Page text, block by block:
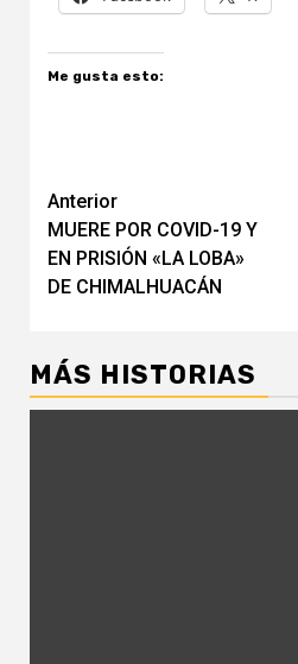
Me gusta esto:
Navegación
de
entradas
Anterior
MUERE POR COVID-19 Y
EN PRISIÓN «LA LOBA»
DE CHIMALHUACÁN
MÁS HISTORIAS